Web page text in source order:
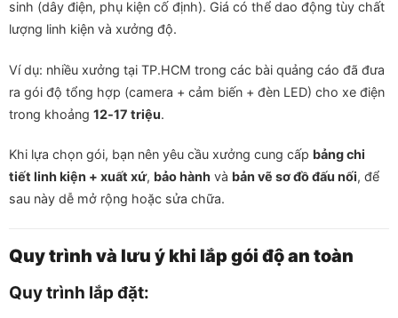
sinh (dây điện, phụ kiện cố định). Giá có thể dao động tùy chất
lượng linh kiện và xưởng độ.
Ví dụ: nhiều xưởng tại TP.HCM trong các bài quảng cáo đã đưa
ra gói độ tổng hợp (camera + cảm biến + đèn LED) cho xe điện
trong khoảng 12‑17 triệu.
Khi lựa chọn gói, bạn nên yêu cầu xưởng cung cấp bảng chi
tiết linh kiện + xuất xứ, bảo hành và bản vẽ sơ đồ đấu nối, để
sau này dễ mở rộng hoặc sửa chữa.
Quy trình và lưu ý khi lắp gói độ an toàn
Quy trình lắp đặt: